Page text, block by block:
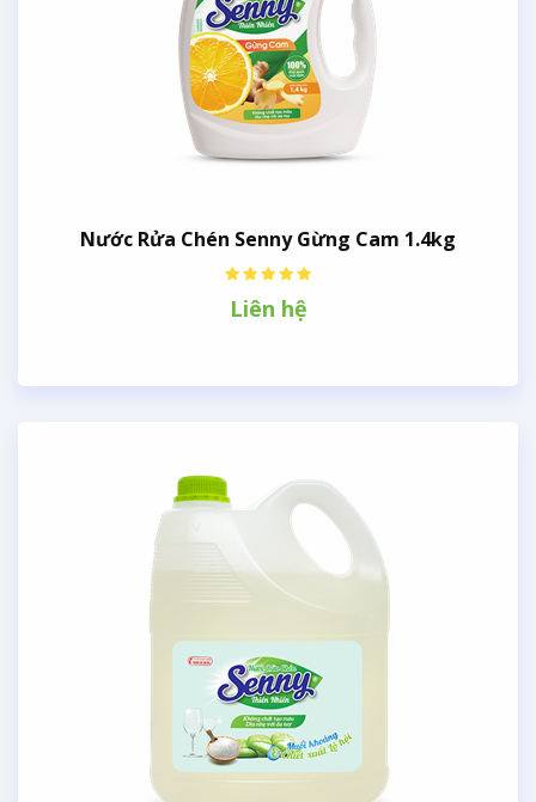
Nước Rửa Chén Senny Gừng Cam 1.4kg
Liên hệ